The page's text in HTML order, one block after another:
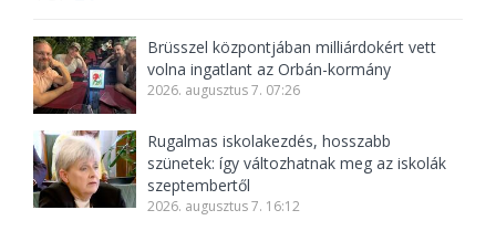
Brüsszel központjában milliárdokért vett
volna ingatlant az Orbán-kormány
2026. augusztus 7. 07:26
Rugalmas iskolakezdés, hosszabb
szünetek: így változhatnak meg az iskolák
szeptembertől
2026. augusztus 7. 16:12